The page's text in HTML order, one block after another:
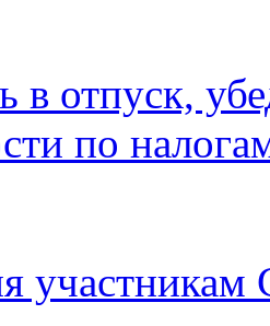
в отпуск,
по